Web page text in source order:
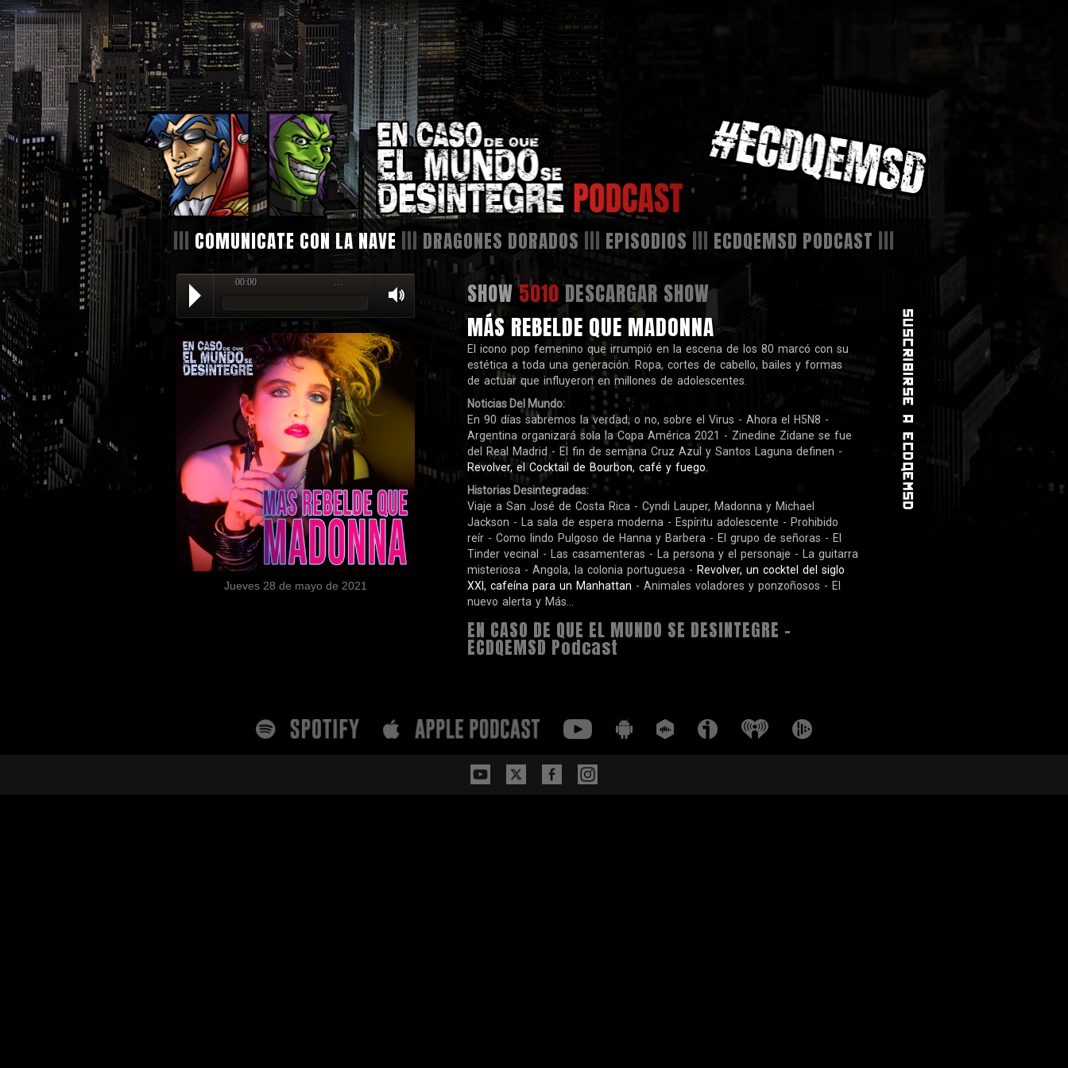
COMUNICATE CON LA NAVE DRAGONES DORADOS EPISODIOS ECDQEMSD PODCAST
00:00 …
Jueves 28 de mayo de 2021
SHOW5010DESCARGAR SHOW
MÁS REBELDE QUE MADONNA
El icono pop femenino que irrumpió en la escena de los 80 marcó con su
estética a toda una generación. Ropa, cortes de cabello, bailes y formas
de actuar que influyeron en millones de adolescentes.
Noticias Del Mundo:
En 90 días sabremos la verdad, o no, sobre el Virus - Ahora el H5N8 -
Argentina organizará sola la Copa América 2021 - Zinedine Zidane se fue
del Real Madrid - El fin de semana Cruz Azul y Santos Laguna definen -
Revolver, el Cocktail de Bourbon, café y fuego.
Historias Desintegradas:
Viaje a San José de Costa Rica - Cyndi Lauper, Madonna y Michael
Jackson - La sala de espera moderna - Espíritu adolescente - Prohibido
reír - Como lindo Pulgoso de Hanna y Barbera - El grupo de señoras - El
Tinder vecinal - Las casamenteras - La persona y el personaje - La guitarra
misteriosa - Angola, la colonia portuguesa - Revolver, un cocktel del siglo
XXI, cafeína para un Manhattan - Animales voladores y ponzoñosos - El
nuevo alerta y Más...
EN CASO DE QUE EL MUNDO SE DESINTEGRE -
ECDQEMSD Podcast